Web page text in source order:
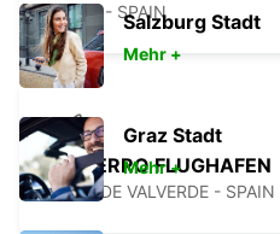
TELDE - SPAIN
EL HIERRO FLUGHAFEN
VILLA DE VALVERDE - SPAIN
Salzburg Stadt
Mehr +
Graz Stadt
Mehr +